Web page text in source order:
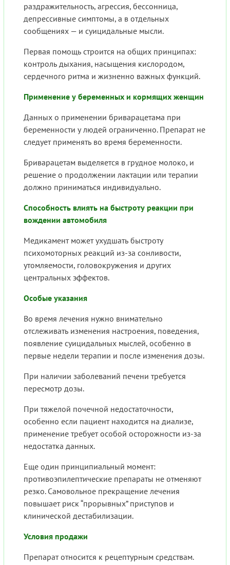
раздражительность, агрессия, бессонница,
депрессивные симптомы, а в отдельных
сообщениях — и суицидальные мысли.
Первая помощь строится на общих принципах:
контроль дыхания, насыщения кислородом,
сердечного ритма и жизненно важных функций.
Применение у беременных и кормящих женщин
Данных о применении бриварацетама при
беременности у людей ограниченно. Препарат не
следует применять во время беременности.
Бриварацетам выделяется в грудное молоко, и
решение о продолжении лактации или терапии
должно приниматься индивидуально.
Способность влиять на быстроту реакции при
вождении автомобиля
Медикамент может ухудшать быстроту
психомоторных реакций из-за сонливости,
утомляемости, головокружения и других
центральных эффектов.
Особые указания
Во время лечения нужно внимательно
отслеживать изменения настроения, поведения,
появление суицидальных мыслей, особенно в
первые недели терапии и после изменения дозы.
При наличии заболеваний печени требуется
пересмотр дозы.
При тяжелой почечной недостаточности,
особенно если пациент находится на диализе,
применение требует особой осторожности из-за
недостатка данных.
Еще один принципиальный момент:
противоэпилептические препараты не отменяют
резко. Самовольное прекращение лечения
повышает риск “прорывных” приступов и
клинической дестабилизации.
Условия продажи
Препарат относится к рецептурным средствам.